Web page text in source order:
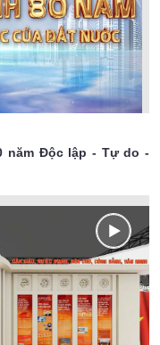
năm Độc lập - Tự do -